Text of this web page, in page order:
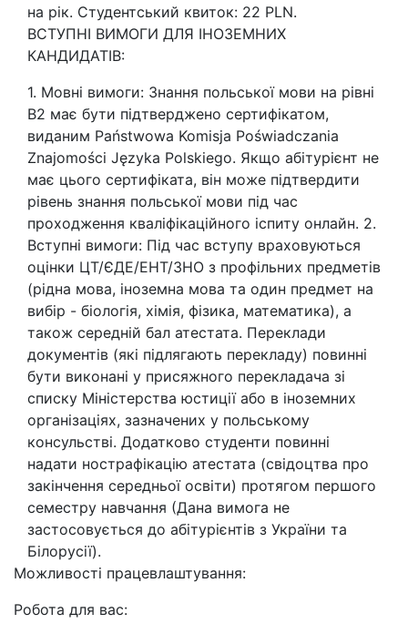
на рік. Студентський квиток: 22 PLN.
ВСТУПНІ ВИМОГИ ДЛЯ ІНОЗЕМНИХ
КАНДИДАТІВ:
1. Мовні вимоги: Знання польської мови на рівні
В2 має бути підтверджено сертифікатом,
виданим Państwowa Komisja Poświadczania
Znajomości Języka Polskiego. Якщо абітурієнт не
має цього сертифіката, він може підтвердити
рівень знання польської мови під час
проходження кваліфікаційного іспиту онлайн. 2.
Вступні вимоги: Під час вступу враховуються
оцінки ЦТ/ЄДЕ/ЕНТ/ЗНО з профільних предметів
(рідна мова, іноземна мова та один предмет на
вибір - біологія, хімія, фізика, математика), а
також середній бал атестата. Переклади
документів (які підлягають перекладу) повинні
бути виконані у присяжного перекладача зі
списку Міністерства юстиції або в іноземних
організаціях, зазначених у польському
консульстві. Додатково студенти повинні
надати нострафікацію атестата (свідоцтва про
закінчення середньої освіти) протягом першого
семестру навчання (Дана вимога не
застосовується до абітурієнтів з України та
Білорусії).
Можливості працевлаштування:
Робота для вас: